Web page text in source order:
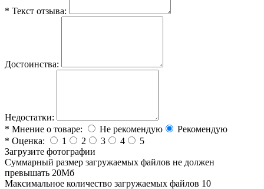
* Текст отзыва:
Достоинства:
Недостатки:
* Мнение о товаре: Не рекомендую
Рекомендую
* Оценка: 1 2 3 4
5
Загрузите фотографии
Cуммарный размер загружаемых файлов не должен
превышать 20Мб
Максимальное количество загружаемых файлов 10